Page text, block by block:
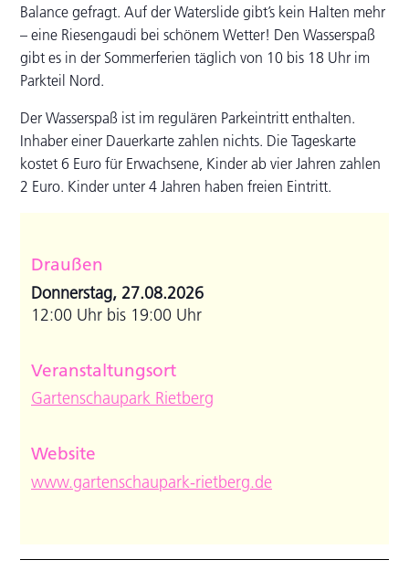
Balance gefragt. Auf der Waterslide gibt’s kein Halten mehr
– eine Riesengaudi bei schönem Wetter! Den Wasserspaß
gibt es in der Sommerferien täglich von 10 bis 18 Uhr im
Parkteil Nord.
Der Wasserspaß ist im regulären Parkeintritt enthalten.
Inhaber einer Dauerkarte zahlen nichts. Die Tageskarte
kostet 6 Euro für Erwachsene, Kinder ab vier Jahren zahlen
2 Euro. Kinder unter 4 Jahren haben freien Eintritt.
Draußen
Donnerstag, 27.08.2026
12:00 Uhr bis 19:00 Uhr
Veranstaltungsort
Gartenschaupark Rietberg
Website
www.gartenschaupark-rietberg.de